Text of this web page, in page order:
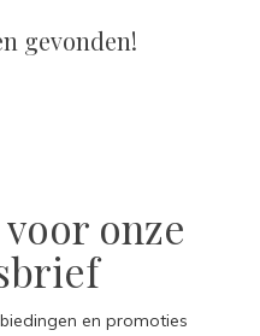
gevonden!
onze
en promoties